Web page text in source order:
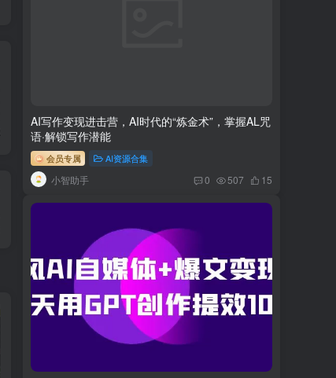
科幻小说提示词【指令】 AI人工智能2.0：每个人的人工智能课：从现在开始学习AI（38节课）
AI写作变现进击营，AI时代的“炼金术”，掌握AL咒
语·解锁写作潜能
会员专属 AI资源合集
小智助手 0 507 15